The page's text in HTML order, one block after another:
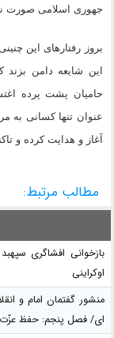
جهوری اسلامی صورت
بروز رفتارهای این
این شایعه دامن
حامیان پشت پرده
عنوان تنها کسانی به
آغاز و هدایت کرده و
مطالب مرتبط:
بازخوانی افشاگری
اوکراینی
ای/ فصل پنجم: حفظ عزّت